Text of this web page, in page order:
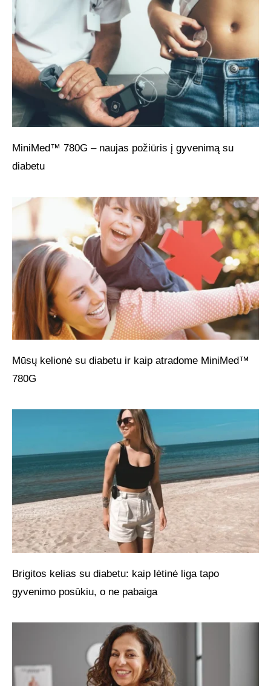
MiniMed™ 780G – naujas požiūris į gyvenimą su
diabetu
Mūsų kelionė su diabetu ir kaip atradome MiniMed™
780G
Brigitos kelias su diabetu: kaip lėtinė liga tapo
gyvenimo posūkiu, o ne pabaiga